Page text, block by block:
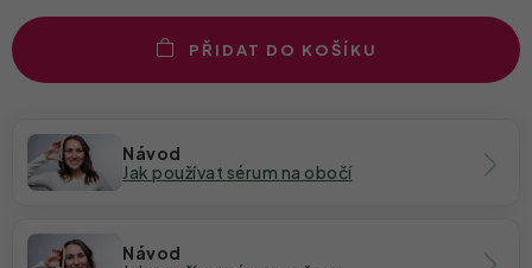
PŘIDAT DO KOŠÍKU
Návod
Jak používat sérum na obočí
Návod